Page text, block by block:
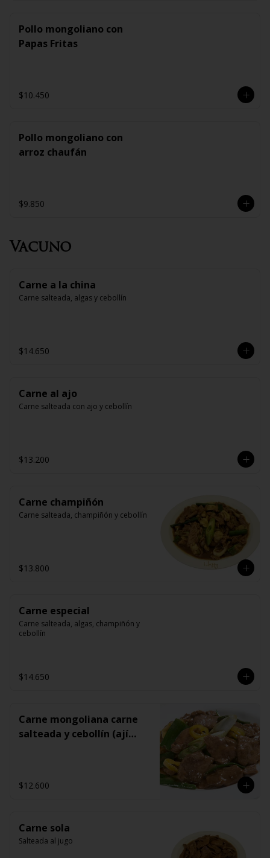
Pollo mongoliano con
Papas Fritas
$10.450
Pollo mongoliano con
arroz chaufán
$9.850
Vacuno
Carne a la china
Carne salteada, algas y cebollín
$14.650
Carne al ajo
Carne salteada con ajo y cebollín
$13.200
Carne champiñón
Carne salteada, champiñón y cebollín
$13.800
Carne especial
Carne salteada, algas, champiñón y
cebollín
$14.650
Carne mongoliana carne
salteada y cebollín (ají
$12.600
Carne sola
Salteada al jugo